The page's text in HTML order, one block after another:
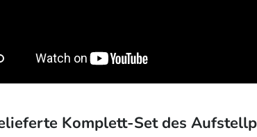
Komplett-Set des